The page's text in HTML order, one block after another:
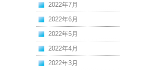
2022年7月
2022年6月
2022年5月
2022年4月
2022年3月